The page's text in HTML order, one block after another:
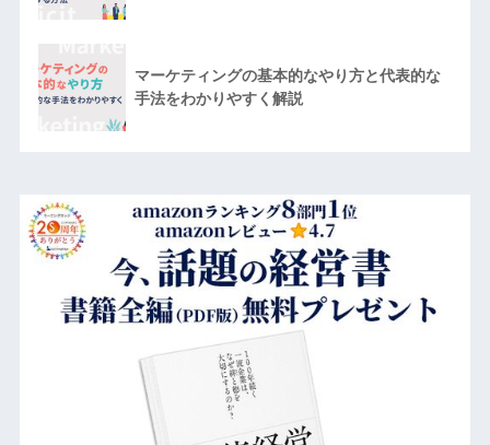
マーケティングの基本的なやり方と代表的な
手法をわかりやすく解説